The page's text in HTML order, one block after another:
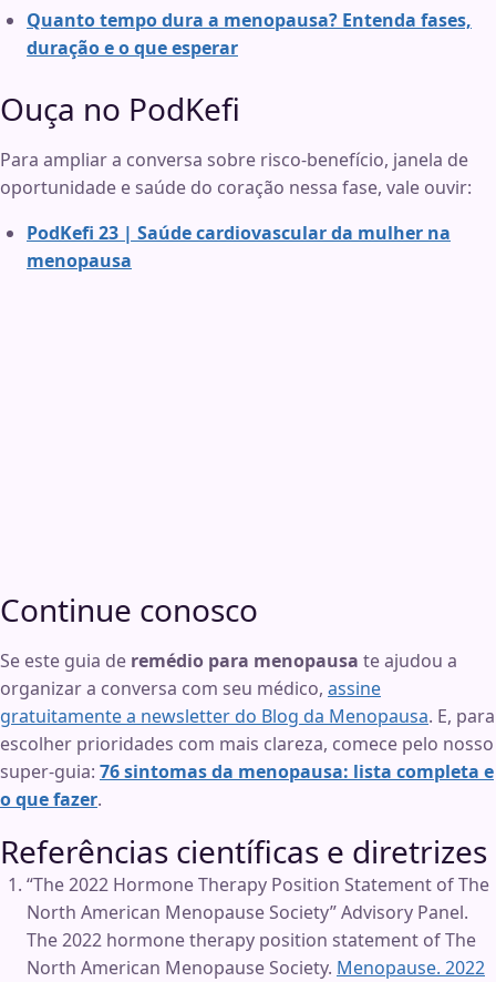
Quanto tempo dura a menopausa? Entenda fases,
duração e o que esperar
Ouça no PodKefi
Para ampliar a conversa sobre risco-benefício, janela de
oportunidade e saúde do coração nessa fase, vale ouvir:
PodKefi 23 | Saúde cardiovascular da mulher na
menopausa
Continue conosco
Se este guia de remédio para menopausa te ajudou a
organizar a conversa com seu médico, assine
gratuitamente a newsletter do Blog da Menopausa. E, para
escolher prioridades com mais clareza, comece pelo nosso
super-guia: 76 sintomas da menopausa: lista completa e
o que fazer.
Referências científicas e diretrizes
“The 2022 Hormone Therapy Position Statement of The
North American Menopause Society” Advisory Panel.
The 2022 hormone therapy position statement of The
North American Menopause Society. Menopause. 2022